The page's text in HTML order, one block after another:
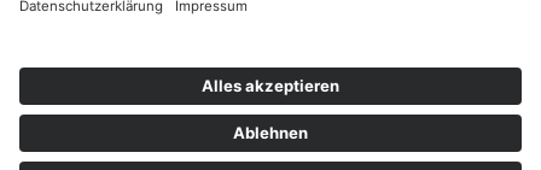
Vertrag widerrufen